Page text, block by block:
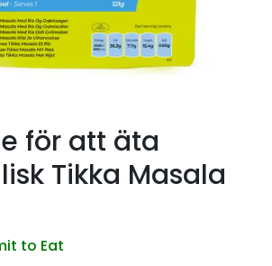
för att äta
Tikka Masala
to Eat